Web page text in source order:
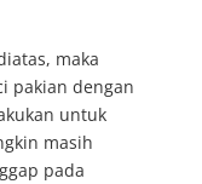
maka
pakian dengan
untuk
masih
pada